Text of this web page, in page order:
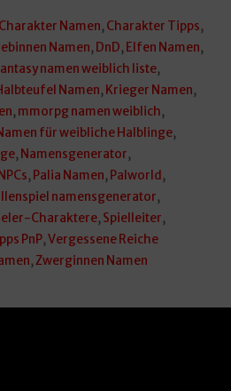
Charakter Namen, Charakter Tipps,
Namen, DnD, Elfen Namen,
namen weiblich liste,
Namen, Krieger Namen,
, mmorpg namen weiblich,
für weibliche Halblinge,
, Namensgenerator,
NPCs, Palia Namen, Palworld ,
namensgenerator,
Charaktere, Spielleiter,
PnP,Vergessene Reiche
,Zwerginnen Namen